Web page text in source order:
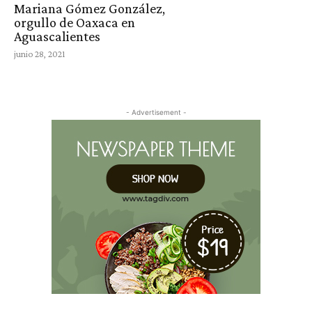
Mariana Gómez González,
orgullo de Oaxaca en
Aguascalientes
junio 28, 2021
- Advertisement -